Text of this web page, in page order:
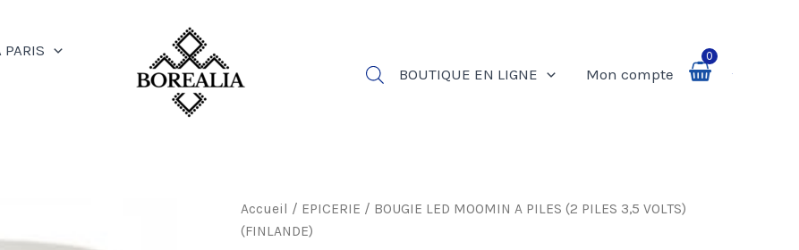
PARIS
BOUTIQUE EN LIGNE Mon compte
0
Accueil / EPICERIE / BOUGIE LED MOOMIN A PILES (2 PILES 3,5 VOLTS)
(FINLANDE)
quantité
de
BOUGIE